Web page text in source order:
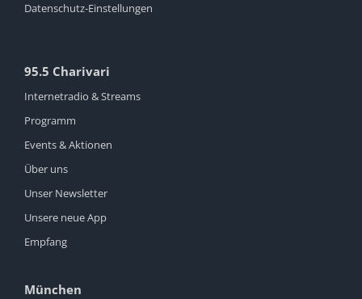
Datenschutz-Einstellungen
95.5 Charivari
Internetradio & Streams
Programm
Events & Aktionen
Über uns
Unser Newsletter
Unsere neue App
Empfang
München